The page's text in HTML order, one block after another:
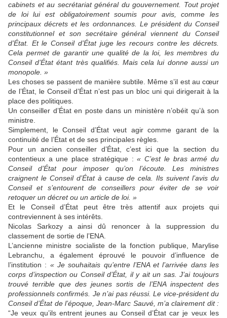
cabinets et au secrétariat général du gouvernement. Tout projet
de loi lui est obligatoirement soumis pour avis, comme les
principaux décrets et les ordonnances. Le président du Conseil
constitutionnel et son secrétaire général viennent du Conseil
d’État. Et le Conseil d’État juge les recours contre les décrets.
Cela permet de garantir une qualité de la loi, les membres du
Conseil d’État étant très qualifiés. Mais cela lui donne aussi un
monopole. »
L es choses se passent de manière subtile. Même s’il est au cœur
de l’État, le Conseil d’État n’est pas un bloc uni qui dirigeraità la
place des politiques
Un conseiller d’État en poste dans un ministère n’obéit qu’à son
ministre
Simplement, le Conseil d’État veut agir comme garant de la
continuité de l’État et de ses principales règles.
Pour un ancien conseiller d’État, c’est ici que la section du
contentieux a une place stratégique :« C’est le bras armé du
Conseil d’Étatpourimposer qu’on l’écoute. Les ministres
craignent le Conseil d’État à cause de cela.Ils suivent l’avis du
Conseil et s’entourent de conseillers pour éviter de se voir
retoquer un décret ou un article de loi. »
Et le Conseil d’État peut être très attentif aux projets qui
contreviennent à ses intérêts.
Nicolas Sarkozy a ainsi dû renoncer à lasuppression du
classement de sortie de l’ENA.
L’ancienne ministre socialiste de la fonction publique, Marylise
Lebranchu, a également éprouvé le pouvoir d’influence de
l’institution : « Je souhaitais qu’entre l’ENA et l’arrivée dans les
corps d’inspection ou Conseil d’État, il y ait un sas. J’ai toujours
trouvé terrible que des jeunes sortis de l’ENA inspectent des
professionnels confirmés. Je n’ai pas réussi. Le vice-président du
Conseil d’État de l’époque, Jean-Marc Sauvé, m’a clairement dit :
“Je veux qu’ils entrent jeunes au Conseil d’État car je veux les